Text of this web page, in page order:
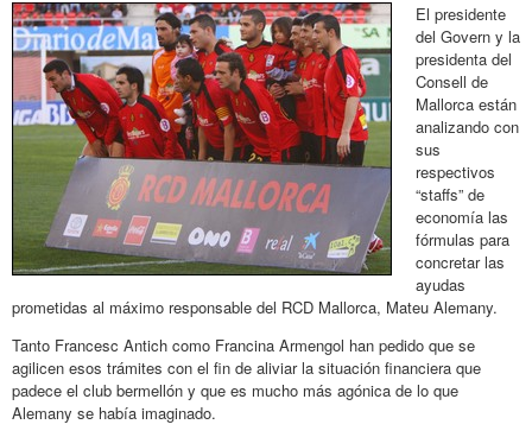
El presidente
del Govern y la
presidenta del
Consell de
Mallorca están
analizando con
sus
respectivos
“staffs” de
economía las
fórmulas para
concretar las
ayudas
prometidas al máximo responsable del RCD Mallorca, Mateu Alemany.
Tanto Francesc Antich como Francina Armengol han pedido que se
agilicen esos trámites con el fin de aliviar la situación financiera que
padece el club bermellón y que es mucho más agónica de lo que
Alemany se había imaginado.